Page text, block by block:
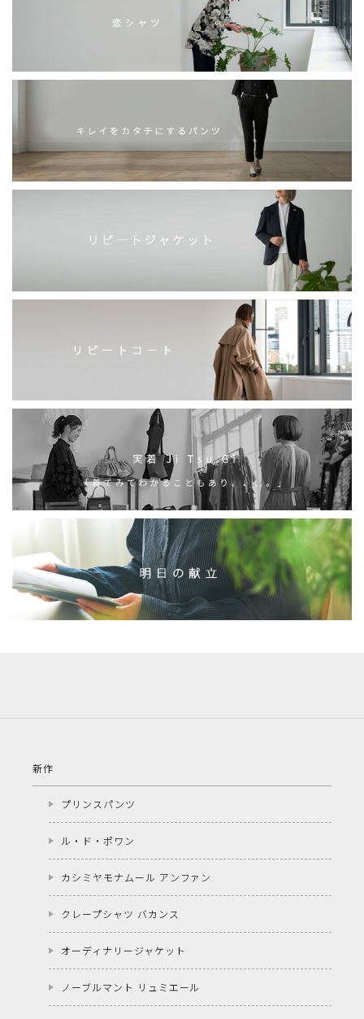
新作
プリンスパンツ
ル・ド・ポワン
カシミヤモナムール アンファン
クレープシャツ バカンス
オーディナリージャケット
ノーブルマント リュミエール